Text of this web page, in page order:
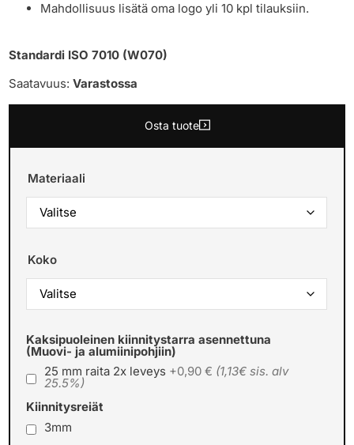
Mahdollisuus lisätä oma logo yli 10 kpl tilauksiin.
Standardi ISO 7010 (W070)
Saatavuus:Varastossa
Osta tuote
Materiaali
Koko
Kaksipuoleinen kiinnitystarra asennettuna
(Muovi- ja alumiinipohjiin)
25 mm raita 2x leveys +0,90 € (1,13€ sis. alv
25.5%)
Kiinnitysreiät
3mm